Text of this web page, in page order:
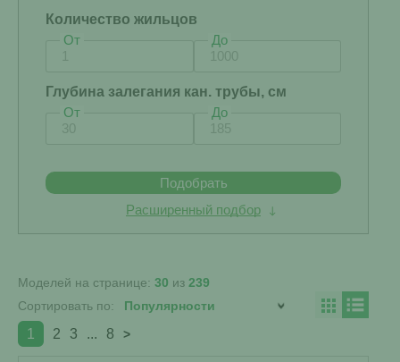
Количество жильцов
От
До
Глубина залегания кан. трубы, см
От
До
Подобрать
Расширенный подбор
Моделей на странице: 30 из 239
Сортировать по:
1 2 3 ... 8 >